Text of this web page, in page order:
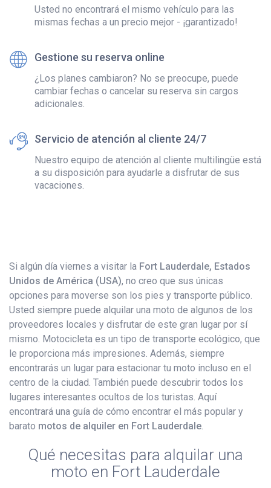
Usted no encontrará el mismo vehículo para las
mismas fechas a un precio mejor - ¡garantizado!
Gestione su reserva online
¿Los planes cambiaron? No se preocupe, puede
cambiar fechas o cancelar su reserva sin cargos
adicionales.
Servicio de atención al cliente 24/7
Nuestro equipo de atención al cliente multilingüe está
a su disposición para ayudarle a disfrutar de sus
vacaciones.
Si algún día viernes a visitar la Fort Lauderdale, Estados
Unidos de América (USA), no creo que sus únicas
opciones para moverse son los pies y transporte público.
Usted siempre puede alquilar una moto de algunos de los
proveedores locales y disfrutar de este gran lugar por sí
mismo. Motocicleta es un tipo de transporte ecológico, que
le proporciona más impresiones. Además, siempre
encontrarás un lugar para estacionar tu moto incluso en el
centro de la ciudad. También puede descubrir todos los
lugares interesantes ocultos de los turistas. Aquí
encontrará una guía de cómo encontrar el más popular y
barato motos de alquiler en Fort Lauderdale.
Qué necesitas para alquilar una
moto en Fort Lauderdale